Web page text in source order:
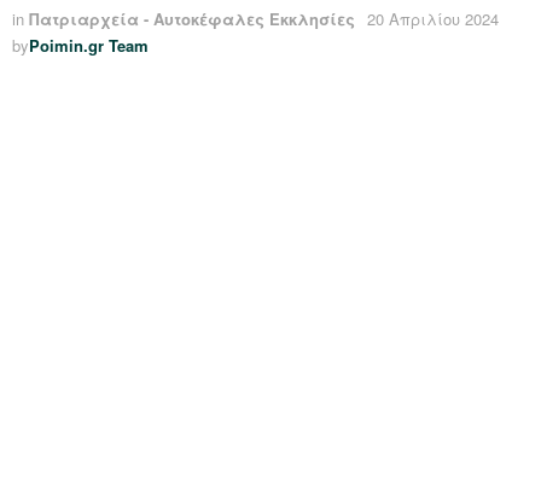
in Πατριαρχεία - Αυτοκέφαλες Εκκλησίες 20 Απριλίου 2024
byPoimin.gr Team